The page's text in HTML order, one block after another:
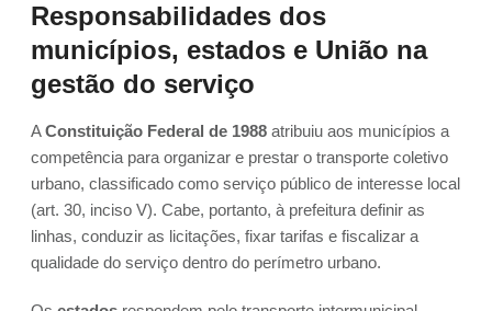
Responsabilidades dos
municípios, estados e União na
gestão do serviço
AConstituição Federal de 1988 atribuiu aos municípios a
competência para organizar e prestar o transporte coletivo
urbano, classificado como serviço público de interesse local
(art. 30, inciso V). Cabe, portanto, à prefeitura definir as
linhas, conduzir as licitações, fixar tarifas e fiscalizar a
qualidade do serviço dentro do perímetro urbano.